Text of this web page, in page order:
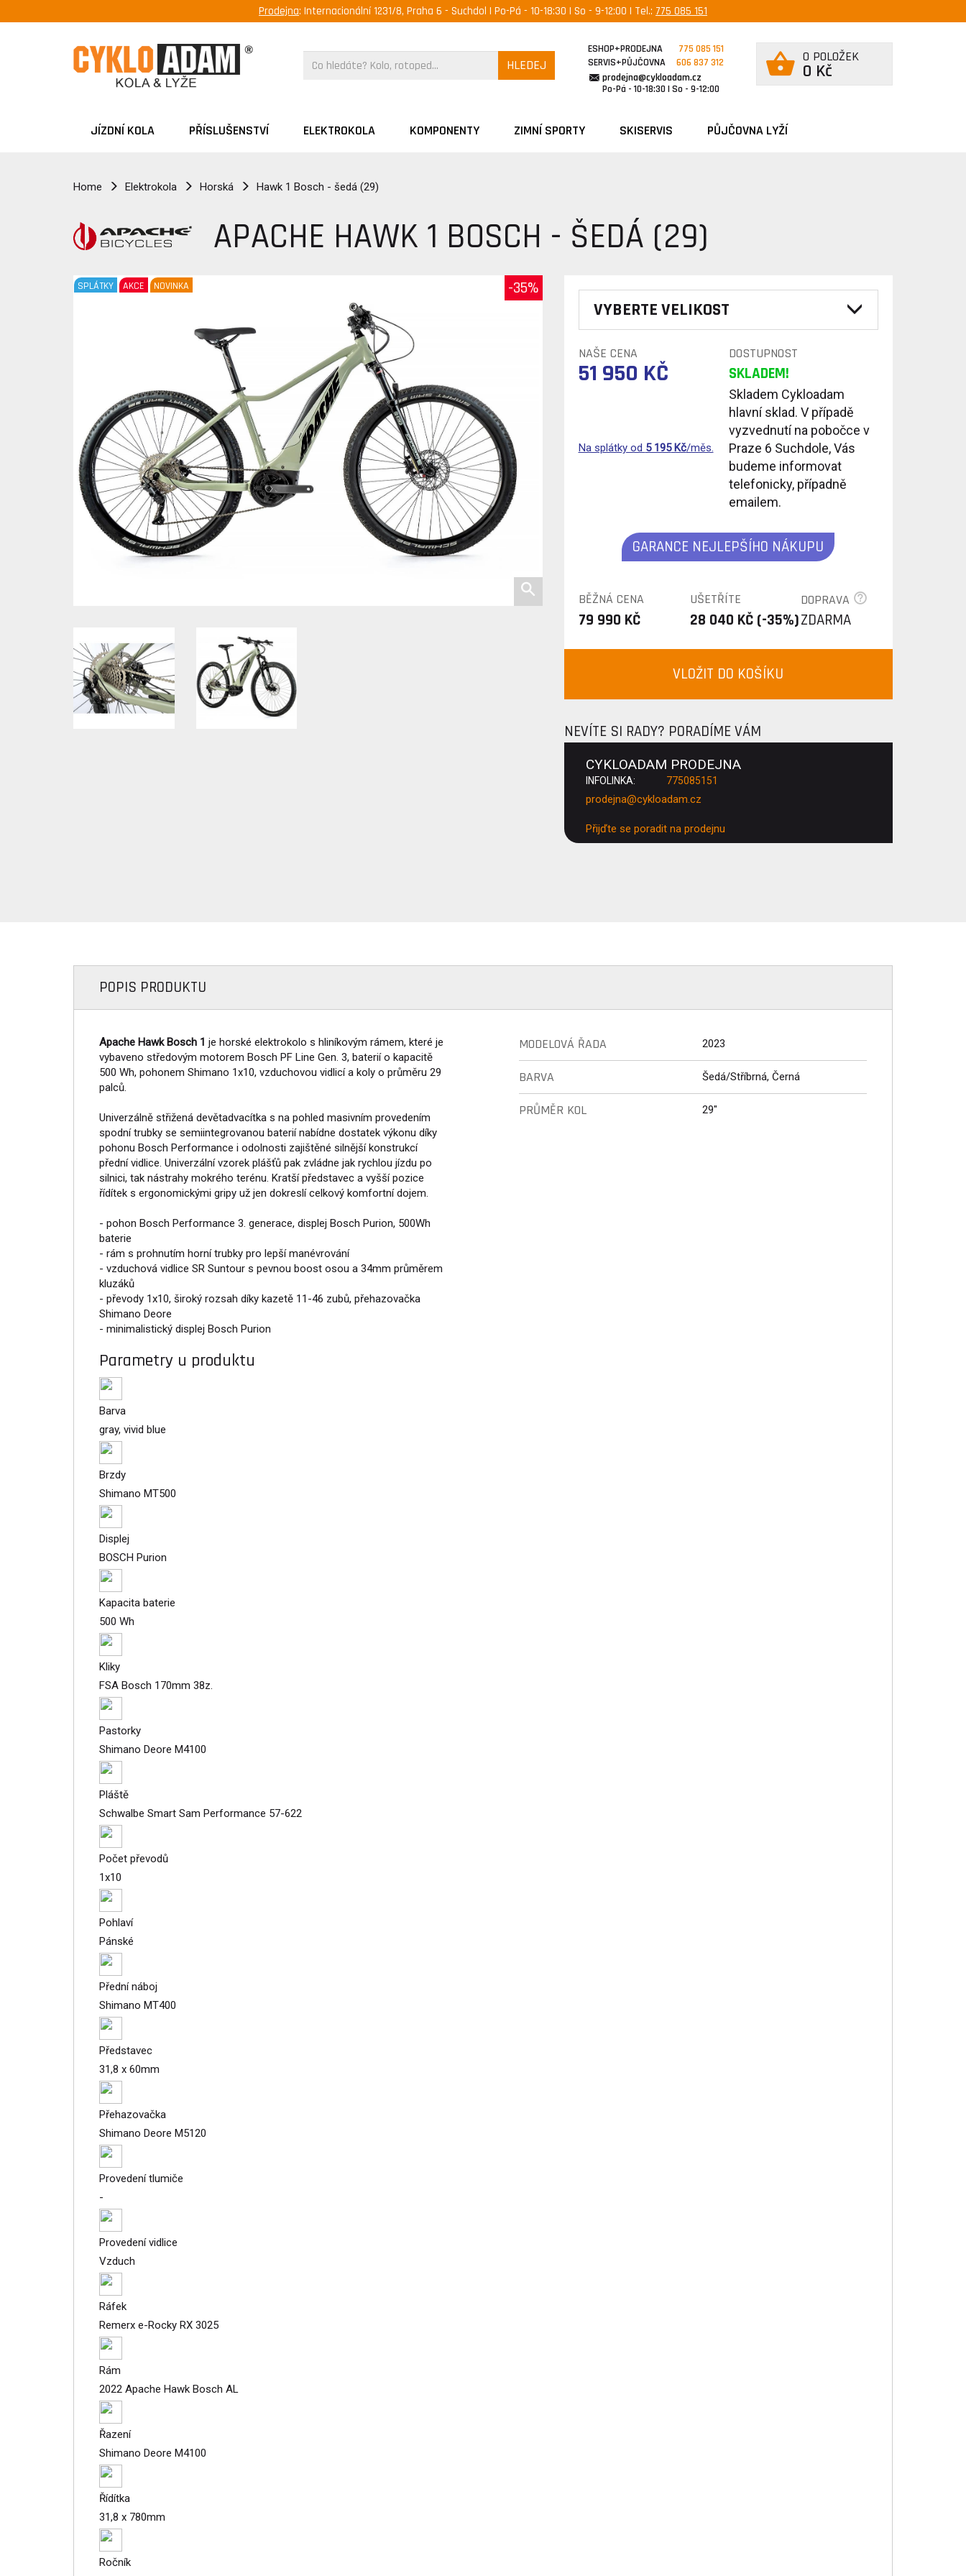
Prodejna: Internacionální 1231/8, Praha 6 - Suchdol | Po-Pá - 10-18:30 | So - 9-12:00 | Tel.: 775 085 151
HLEDEJ
ESHOP+PRODEJNA
775 085 151
SERVIS+PŮJČOVNA
606 837 312
prodejna@cykloadam.cz
Po-Pá - 10-18:30 | So - 9-12:00
0 POLOŽEK
0 Kč
JÍZDNÍ KOLA PŘÍSLUŠENSTVÍ ELEKTROKOLA KOMPONENTY ZIMNÍ SPORTY SKISERVIS PŮJČOVNA LYŽÍ
Home Elektrokola Horská Hawk 1 Bosch - šedá (29)
APACHE HAWK 1 BOSCH - ŠEDÁ (29)
-35%
SPLÁTKY AKCE NOVINKA
VYBERTE VELIKOST
NAŠE CENA DOSTUPNOST
51 950 KČ SKLADEM!
Na splátky od 5 195Kč/měs.
Skladem Cykloadam
hlavní sklad. V případě
vyzvednutí na pobočce v
Praze 6 Suchdole, Vás
budeme informovat
telefonicky, případně
emailem.
GARANCE NEJLEPŠÍHO NÁKUPU
BĚŽNÁ CENA UŠETŘÍTE DOPRAVA
79 990 KČ 28 040 KČ (-35%)ZDARMA
VLOŽIT DO KOŠÍKU
NEVÍTE SI RADY? PORADÍME VÁM
CYKLOADAM PRODEJNA
INFOLINKA: 775085151
prodejna@cykloadam.cz
Přijďte se poradit na prodejnu
POPIS PRODUKTU
Apache Hawk Bosch 1 je horské elektrokolo s hliníkovým rámem, které je
vybaveno středovým motorem Bosch PF Line Gen. 3, baterií o kapacitě
500 Wh, pohonem Shimano 1x10, vzduchovou vidlicí a koly o průměru 29
palců.
Univerzálně střižená devětadvacítka s na pohled masivním provedením
spodní trubky se semiintegrovanou baterií nabídne dostatek výkonu díky
pohonu Bosch Performance i odolnosti zajištěné silnější konstrukcí
přední vidlice. Univerzální vzorek plášťů pak zvládne jak rychlou jízdu po
silnici, tak nástrahy mokrého terénu. Kratší představec a vyšší pozice
řídítek s ergonomickými gripy už jen dokreslí celkový komfortní dojem.
- pohon Bosch Performance 3. generace, displej Bosch Purion, 500Wh
baterie
- rám s prohnutím horní trubky pro lepší manévrování
- vzduchová vidlice SR Suntour s pevnou boost osou a 34mm průměrem
kluzáků
- převody 1x10, široký rozsah díky kazetě 11-46 zubů, přehazovačka
Shimano Deore
- minimalistický displej Bosch Purion
Parametry u produktu
Barva
gray, vivid blue
Brzdy
Shimano MT500
Displej
BOSCH Purion
Kapacita baterie
500 Wh
Kliky
FSA Bosch 170mm 38z.
Pastorky
Shimano Deore M4100
Pláště
Schwalbe Smart Sam Performance 57-622
Počet převodů
1x10
Pohlaví
Pánské
Přední náboj
Shimano MT400
Představec
31,8 x 60mm
Přehazovačka
Shimano Deore M5120
Provedení tlumiče
-
Provedení vidlice
Vzduch
Ráfek
Remerx e-Rocky RX 3025
Rám
2022 Apache Hawk Bosch AL
Řazení
Shimano Deore M4100
Řídítka
31,8 x 780mm
Ročník
MODELOVÁ ŘADA 2023
BARVA Šedá/Stříbrná, Černá
PRŮMĚR KOL 29"